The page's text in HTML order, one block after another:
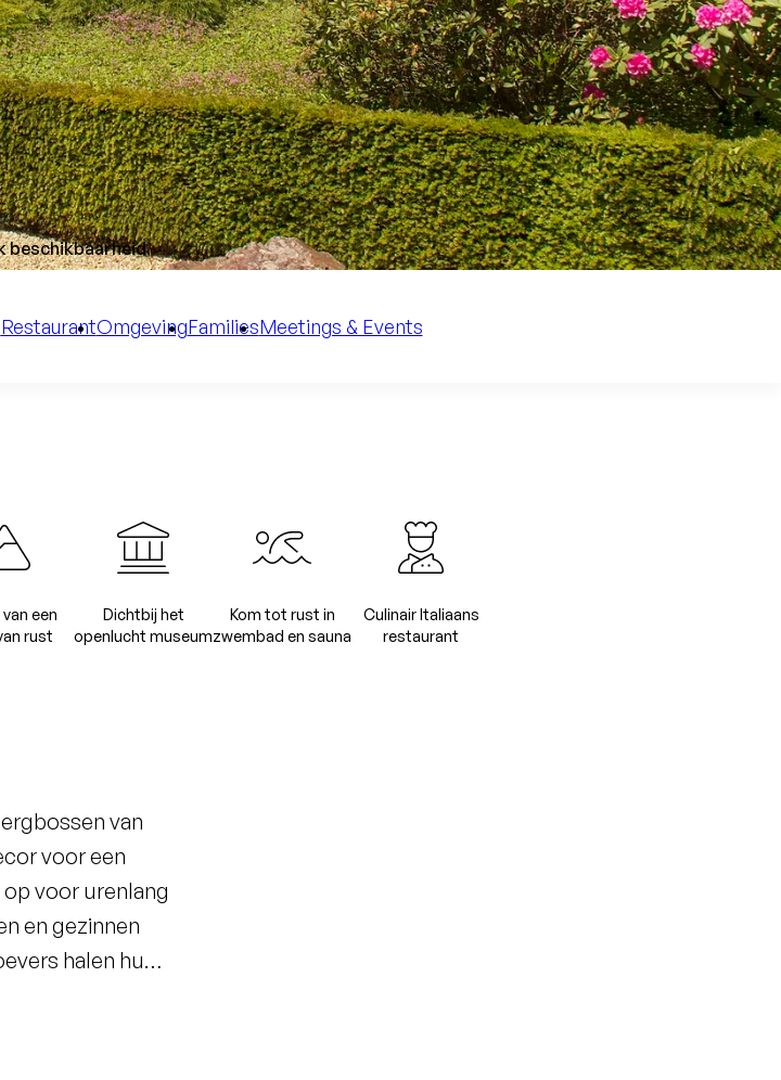
beschikbaarheid
RestaurantOmgevingFamiliesMeetings & Events
een
rust
Dichtbij het
openlucht museum
Kom tot rust in
zwembad en sauna
Culinair Italiaans
restaurant
van
voor een
op voor urenlang
en gezinnen
halen hun